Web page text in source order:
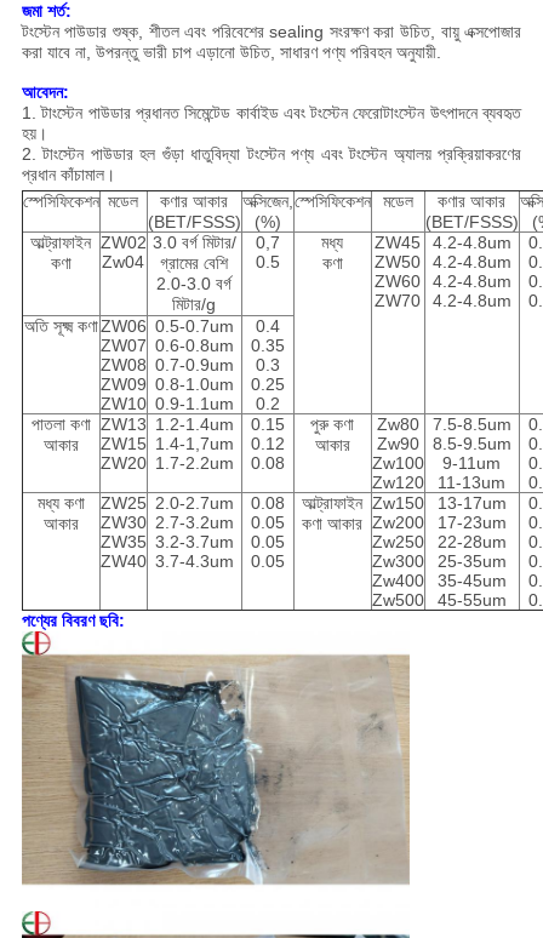
জমা শর্ত:
টংস্টেন পাউডার শুষ্ক, শীতল এবং পরিবেশের sealing সংরক্ষণ করা উচিত, বায়ু এক্সপোজার
করা যাবে না, উপরন্তু ভারী চাপ এড়ানো উচিত, সাধারণ পণ্য পরিবহন অনুযায়ী.
আবেদন:
1. টাংস্টেন পাউডার প্রধানত সিমেন্টেড কার্বাইড এবং টংস্টেন ফেরোটাংস্টেন উৎপাদনে ব্যবহৃত
হয়।
2. টাংস্টেন পাউডার হল গুঁড়া ধাতুবিদ্যা টংস্টেন পণ্য এবং টংস্টেন অ্যালয় প্রক্রিয়াকরণের
প্রধান কাঁচামাল।
স্পেসিফিকেশন মডেল
কণার আকার
(BET/FSSS)
অক্সিজেন,
(%)
স্পেসিফিকেশন মডেল
কণার আকার
(BET/FSSS)
আল্ট্রাফাইন
কণা
ZW02
Zw04
3.0 বর্গ মিটার/
গ্রামের বেশি
2.0-3.0 বর্গ
মিটার/g
0,7
0.5
মধ্য
কণা
ZW45
ZW50
ZW60
ZW70
4.2-4.8um
4.2-4.8um
4.2-4.8um
4.2-4.8um
অতি সূক্ষ্ম কণাZW06
ZW07
ZW08
ZW09
ZW10
0.5-0.7um
0.6-0.8um
0.7-0.9um
0.8-1.0um
0.9-1.1um
0.4
0.35
0.3
0.25
0.2
পাতলা কণা
আকার
ZW13
ZW15
ZW20
1.2-1.4um
1.4-1,7um
1.7-2.2um
0.15
0.12
0.08
পুরু কণা
আকার
Zw80
Zw90
Zw100
Zw120
7.5-8.5um
8.5-9.5um
9-11um
11-13um
মধ্য কণা
আকার
ZW25
ZW30
ZW35
ZW40
2.0-2.7um
2.7-3.2um
3.2-3.7um
3.7-4.3um
0.08
0.05
0.05
0.05
আল্ট্রাফাইন
কণা আকার
Zw150
Zw200
Zw250
Zw300
Zw400
Zw500
13-17um
17-23um
22-28um
25-35um
35-45um
45-55um
পণ্যের বিবরণ ছবি: